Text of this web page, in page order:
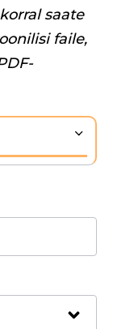
saate
faile,